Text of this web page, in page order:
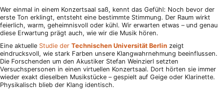
Wer einmal in einem Konzertsaal saß, kennt das Gefühl: Noch bevor der
erste Ton erklingt, entsteht eine bestimmte Stimmung. Der Raum wirkt
feierlich, warm, geheimnisvoll oder kühl. Wir erwarten etwas – und genau
diese Erwartung prägt auch, wie wir die Musik hören.
Eine aktuelle Studie der Technischen Universität Berlin zeigt
eindrucksvoll, wie stark Farben unsere Klangwahrnehmung beeinflussen.
Die Forschenden um den Akustiker Stefan Weinzierl setzten
Versuchspersonen in einen virtuellen Konzertsaal. Dort hörten sie immer
wieder exakt dieselben Musikstücke – gespielt auf Geige oder Klarinette.
Physikalisch blieb der Klang identisch.